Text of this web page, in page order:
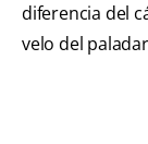
diferencia del
velo del